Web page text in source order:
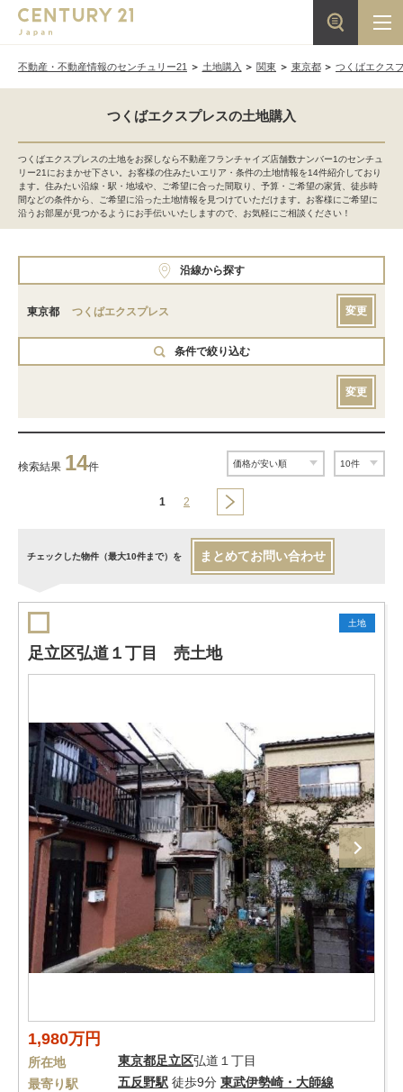
不動産・不動産情報のセンチュリー21 土地購入 関東 東京都 つくばエクス
つくばエクスプレスの土地購入
つくばエクスプレスの土地をお探しなら不動産フランチャイズ店舗数ナンバー1のセンチュ
リー21におまかせ下さい。お客様の住みたいエリア・条件の土地情報を14件紹介しており
ます。住みたい沿線・駅・地域や、ご希望に合った間取り、予算・ご希望の家賃、徒歩時
間などの条件から、ご希望に沿った土地情報を見つけていただけます。お客様にご希望に
沿うお部屋が見つかるようにお手伝いいたしますので、お気軽にご相談ください！
沿線から探す
東京都 つくばエクスプレス 変更
条件で絞り込む
変更
検索結果 14件
1 2
チェックした物件（最大10件まで）を まとめてお問い合わせ
土地
足立区弘道１丁目 売土地
1,980万円
所在地 東京都足立区弘道１丁目
最寄り駅
五反野駅 徒歩9分 東武伊勢崎・大師線